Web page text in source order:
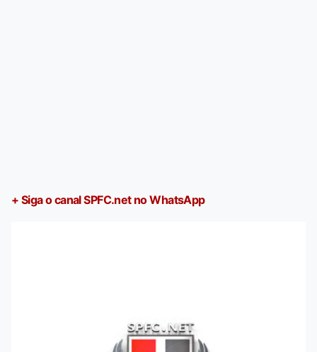
+ Siga o canal SPFC.net no WhatsApp